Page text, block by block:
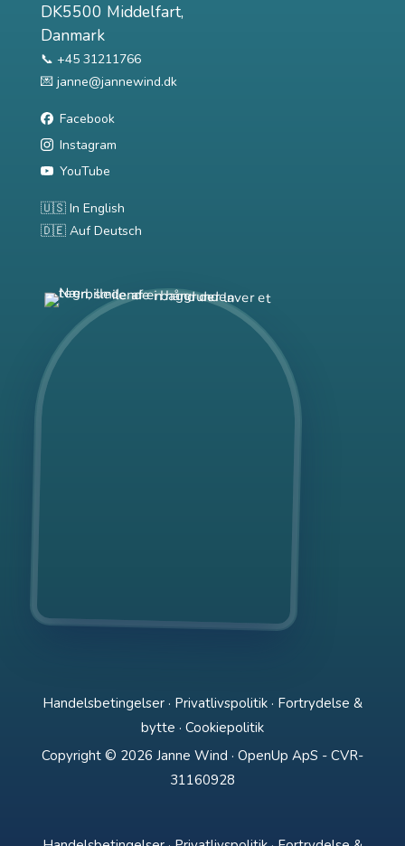
DK5500 Middelfart,
Danmark
📞 +45 31211766
💌 janne@jannewind.dk
Facebook
Instagram
YouTube
🇺🇸 In English
🇩🇪 Auf Deutsch
Handelsbetingelser· Privatlivspolitik· Fortrydelse &
bytte · Cookiepolitik
Copyright © 2026 Janne Wind · OpenUp ApS - CVR-
31160928